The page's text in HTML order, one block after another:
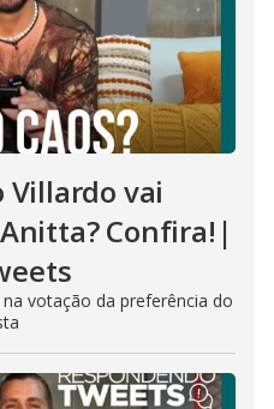
Villardo vai
Confira!|
votação da preferência do